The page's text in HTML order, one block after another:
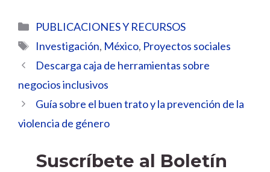
Categorías
PUBLICACIONES Y RECURSOS
Etiquetas
Investigación, México, Proyectos sociales
Descarga caja de herramientas sobre
negocios inclusivos
Guía sobre el buen trato y la prevención de la
violencia de género
Suscríbete al Boletín